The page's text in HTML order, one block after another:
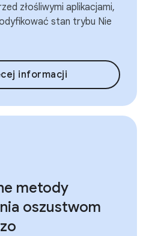
złośliwymi aplikacjami,
stan trybu Nie
informacji
metody
oszustwom